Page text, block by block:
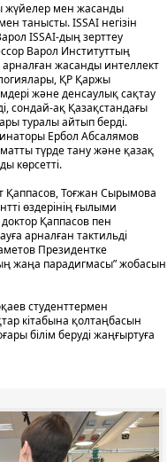
жүйелер мен жасанды
танысты. ISSAI негізін
ISSAI-дың зерттеу
Варол Институттың
арналған жасанды интеллект
ҚР Қаржы
және денсаулық сақтау
сондай-ақ Қазақстандағы
туралы айтып берді.
Ербол Абсалямов
түрде тану және қазақ
көрсетті.
Қаппасов, Тоғжан Сырымова
өздерінің ғылыми
Қаппасов пен
арналған тактильді
Президентке
жаңа парадигмасы” жобасын
студенттермен
кітабына қолтаңбасын
білім беруді жаңғыртуға